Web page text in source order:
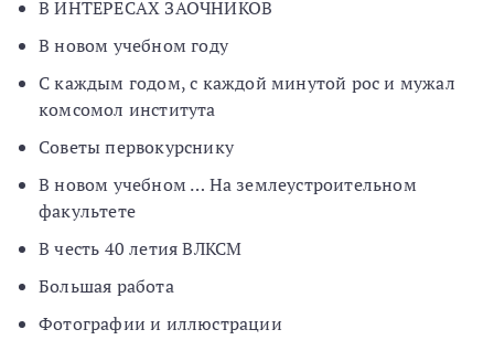
В ИНТЕРЕСАХ ЗАОЧНИКОВ
В новом учебном году
С каждым годом, с каждой минутой рос и мужал
комсомол института
Советы первокурснику
В новом учебном … На землеустроительном
факультете
В честь 40 летия ВЛКСМ
Большая работа
Фотографии и иллюстрации